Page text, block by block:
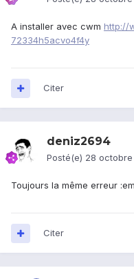
A installer avec cwm http://
72334h5acvo4f4y
Citer
deniz2694
Posté(e) 28 octobre
Toujours la même erreur
Citer